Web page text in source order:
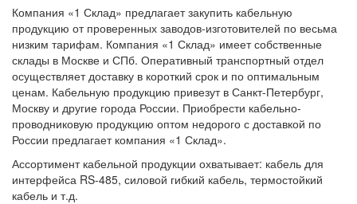
Компания «1 Склад» предлагает закупить кабельную
продукцию от проверенных заводов-изготовителей по весьма
низким тарифам. Компания «1 Склад» имеет собственные
склады в Москве и СПб. Оперативный транспортный отдел
осуществляет доставку в короткий срок и по оптимальным
ценам. Кабельную продукцию привезут в Санкт-Петербург,
Москву и другие города России. Приобрести кабельно-
проводниковую продукцию оптом недорого с доставкой по
России предлагает компания «1 Склад».
Ассортимент кабельной продукции охватывает: кабель для
интерфейса RS-485, силовой гибкий кабель, термостойкий
кабель и т.д.